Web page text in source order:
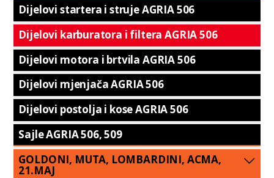
Dijelovi startera i struje AGRIA 506
Dijelovi karburatora i filtera AGRIA 506
Dijelovi motora i brtvila AGRIA 506
Dijelovi mjenjača AGRIA 506
Dijelovi postolja i kose AGRIA 506
Sajle AGRIA 506, 509
GOLDONI, MUTA, LOMBARDINI, ACMA,
21.MAJ